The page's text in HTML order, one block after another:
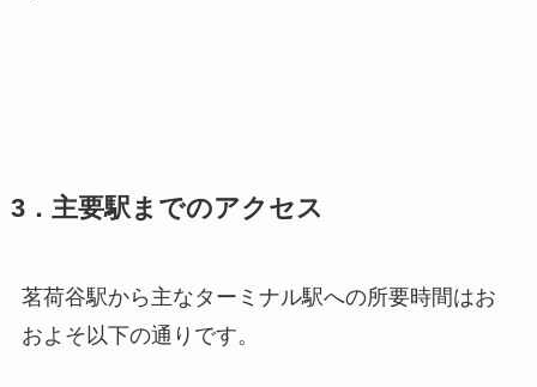
3．主要駅までのアクセス
茗荷谷駅から主なターミナル駅への所要時間はお
およそ以下の通りです。